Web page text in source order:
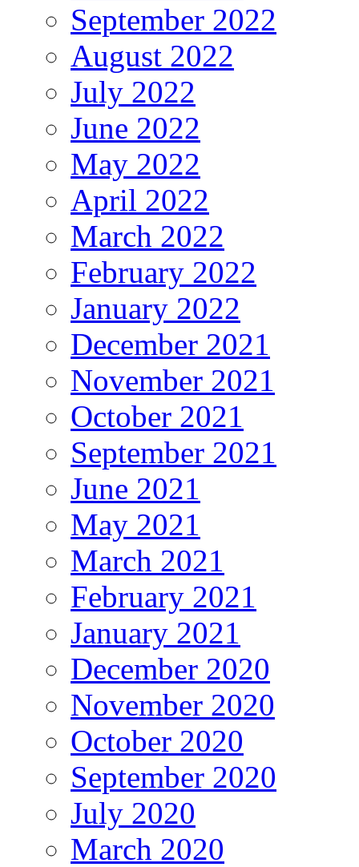
September 2022
August 2022
July 2022
June 2022
May 2022
April 2022
March 2022
February 2022
January 2022
December 2021
November 2021
October 2021
September 2021
June 2021
May 2021
March 2021
February 2021
January 2021
December 2020
November 2020
October 2020
September 2020
July 2020
March 2020